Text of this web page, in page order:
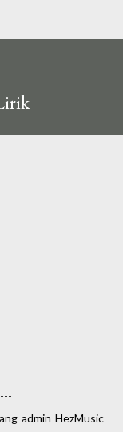
admin HezMusic